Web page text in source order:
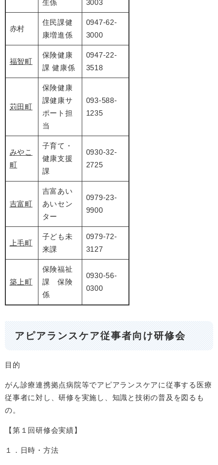
生係 3003
赤村
住民課健
康増進係
0947-62-
3000
福智町
​保険健康
課 健康係
​0947-22-
3518
苅田町
​保険健康
課健康サ
ポート担
当
093-588-
1235
みやこ
町
子育て・
健康支援
課
0930-32-
2725
吉富町
吉富あい
あいセン
ター
0979-23-
9900
上毛町
子ども未
来課
0979-72-
3127
築上町
保険福祉
課 保険
係
0930-56-
0300
アピアランスケア従事者向け研修会
目的
がん診療連携拠点病院等でアピアランスケアに従事する医療
従事者に対し、研修を実施し、知識と技術の普及を図るも
の。
【第１回研修会実績】
１．日時・方法